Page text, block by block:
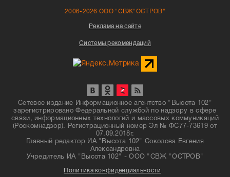
2006-2026 ООО "СВЖ"ОСТРОВ"
Реклама на сайте
Системы рекомендаций
Сетевое издание Информационное агентство "Высота 102"
зарегистрировано Федеральной службой по надзору в сфере
связи, информационных технологий и массовых коммуникаций
(Роскомнадзор). Регистрационный номер Эл № ФС77-73619 от
07.09.2018г.
Главный редактор ИА "Высота 102" Соколова Евгения
Александровна
Учредитель ИА "Высота 102" - ООО "СВЖ "ОСТРОВ"
Политика конфиденциальности